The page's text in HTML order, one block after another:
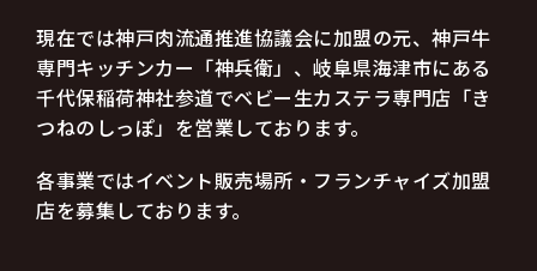
現在では神戸肉流通推進協議会に加盟の元、神戸牛
専門キッチンカー「神兵衛」、岐阜県海津市にある
千代保稲荷神社参道でベビー生カステラ専門店「き
つねのしっぽ」を営業しております。
各事業ではイベント販売場所・フランチャイズ加盟
店を募集しております。